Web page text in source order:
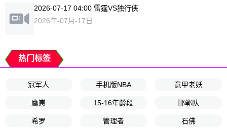
2026-07-17 04:00 雷霆VS独行侠
2026年-07月-17日
热门标签
冠军人 手机版NBA 意甲老妖
鹰崽 15-16年龄段 邯郸队
希罗 管理者 石佛